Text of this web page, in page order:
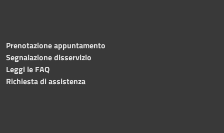
Prenotazione appuntamento
Segnalazione disservizio
Leggi le FAQ
Richiesta di assistenza